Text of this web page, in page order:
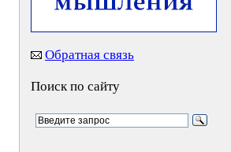
Обратная связь
Поиск по сайту